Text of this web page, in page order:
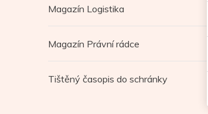
Magazín Logistika
Magazín Právní rádce
Tištěný časopis do schránky